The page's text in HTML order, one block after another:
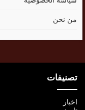
من نحن
تصنيفات
اخبار